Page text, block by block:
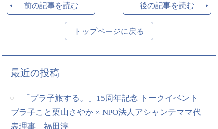
前の記事を読む 後の記事を読む
トップページに戻る
最近の投稿
「プラ子旅する。」15周年記念 トークイベント
プラ子こと栗山さやか × NPO法人アシャンテママ代
表理事 福田淳